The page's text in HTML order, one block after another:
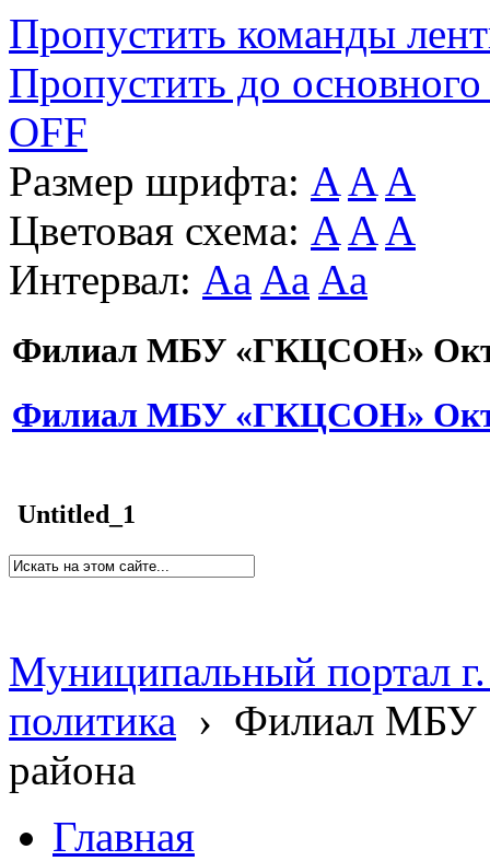
Пропустить команды
Пропустить до основного
OFF
Размер шрифта: A A A
Цветовая схема: A A A
Интервал: Aa Aa Aa
Филиал МБУ «ГКЦСОН»
Филиал МБУ «ГКЦСОН»
Untitled_1
Муниципальный портал
политика › Филиал МБУ
района
Главная